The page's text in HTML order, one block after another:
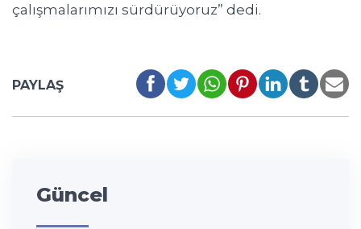
çalışmalarımızı sürdürüyoruz” dedi.
PAYLAŞ
Güncel